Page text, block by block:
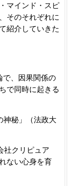
マインド・スピ
そのそれぞれに
紹介していきた
、因果関係の
で同時に起きる
神秘」（法政大
社クリピュア
ない心身を育